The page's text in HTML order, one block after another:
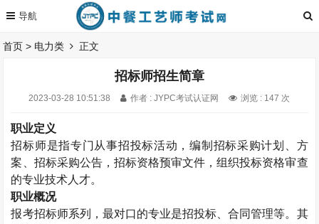
首页 > 电力类 正文
招标师招生简章
2023-03-28 10:51:38 作者 : JYPC考试认证网 浏览 : 147 次
职业定义
招标师是指专门从事招投标活动，编制招标采购计划、方
案、招标采购公告，招标资格预审文件，组织投标资格审查
的专业技术人才。
职业概况
报考招标师系列，最对口的专业是招投标、合同管理等。其